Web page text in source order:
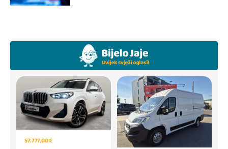
57.777,00 €